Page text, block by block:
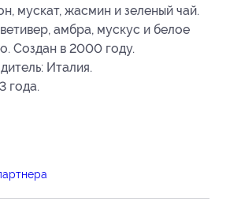
мускат, жасмин и зеленый чай.
амбра, мускус и белое
Создан в 2000 году.
Италия.
года.